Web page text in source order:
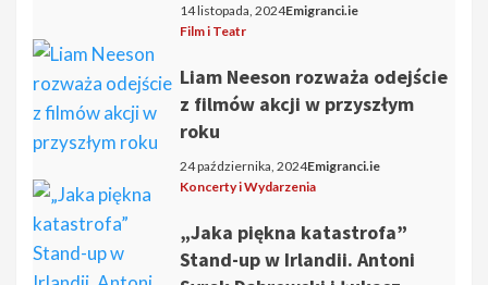
14 listopada, 2024Emigranci.ie
Film i Teatr
Liam Neeson rozważa odejście
z filmów akcji w przyszłym
roku
24 października, 2024Emigranci.ie
Koncerty i Wydarzenia
„Jaka piękna katastrofa”
Stand-up w Irlandii. Antoni